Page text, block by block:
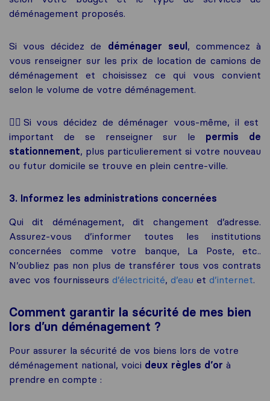
déménagement proposés.
Si vous décidez de déménager seul , commencez à
vous renseigner sur les prix de location de camions de
déménagement et choisissez ce qui vous convient
selon le volume de votre déménagement.
✍🏼Si vous décidez de déménager vous-même, il est
important de se renseigner sur le permis de
stationnement, plus particulierement si votre nouveau
ou futur domicile se trouve en plein centre-ville.
3. Informez les administrations concernées
Qui dit déménagement, dit changement d’adresse.
Assurez-vous d’informer toutes les institutions
concernées comme votre banque, La Poste, etc..
N’oubliez pas non plus de transférer tous vos contrats
avec vos fournisseurs d’électricité, d’eau et d’internet.
Comment garantir la sécurité de mes bien
lors d’un déménagement ?
Pour assurer la sécurité de vos biens lors de votre
déménagement national, voici deux règles d’or à
prendre en compte :